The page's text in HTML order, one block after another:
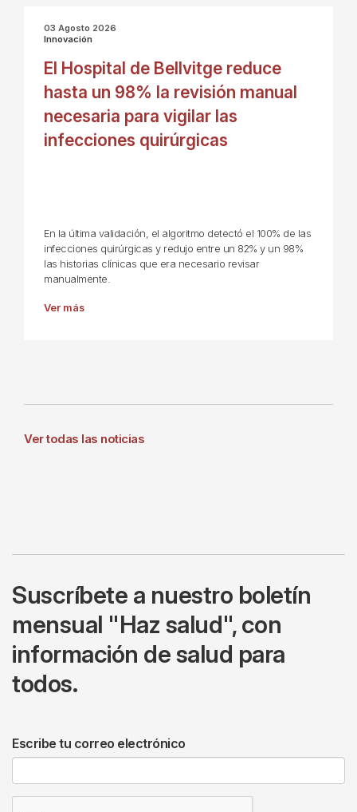
03 Agosto 2026
Innovación
El Hospital de Bellvitge reduce
hasta un 98% la revisión manual
necesaria para vigilar las
infecciones quirúrgicas
En la última validación, el algoritmo detectó el 100% de las
infecciones quirúrgicas y redujo entre un 82% y un 98%
las historias clínicas que era necesario revisar
manualmente.
Ver más
Ver todas las noticias
Suscríbete a nuestro boletín
mensual "Haz salud", con
información de salud para
todos.
Escribe tu correo electrónico